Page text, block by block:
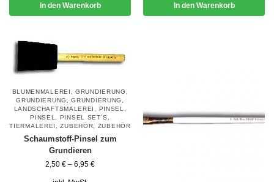
In den Warenkorb In den Warenkorb
BLUMENMALEREI ,GRUNDIERUNG
GRUNDIERUNG
,GRUNDIERUNG
LANDSCHAFTSMALEREI
PINSEL
PINSEL
PINSEL SET´S
TIERMALEREI
,ZUBEHÖR ZUBEHÖR
Schaumstoff-Pinsel zum
Grundieren
2,50 € – 6,95 €